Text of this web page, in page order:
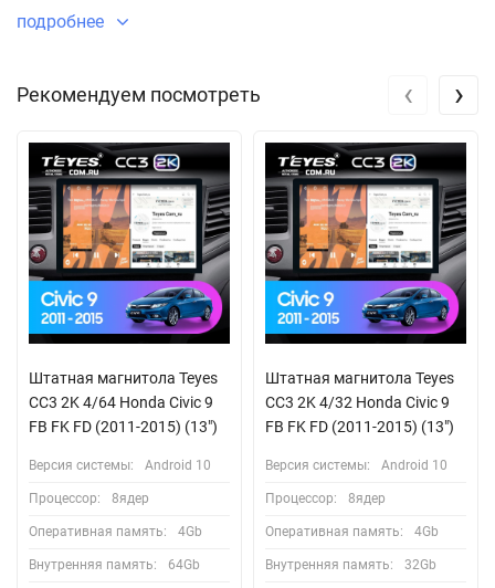
подробнее
Рекомендуем посмотреть
Штатная магнитола Teyes
CC3 2K 4/64 Honda Civic 9
FB FK FD (2011-2015) (13")
Версия системы: Android 10
Процессор: 8ядер
Оперативная память: 4Gb
Внутренняя память: 64Gb
Штатная магнитола Teyes
CC3 2K 4/32 Honda Civic 9
FB FK FD (2011-2015) (13")
Версия системы: Android 10
Процессор: 8ядер
Оперативная память: 4Gb
Внутренняя память: 32Gb
‹ ›